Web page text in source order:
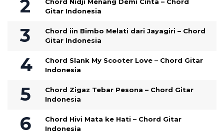
Gitar Indonesia
Chord iin Bimbo Melati dari Jayagiri – Chord
Gitar Indonesia
Chord Slank My Scooter Love – Chord Gitar
Indonesia
Chord Zigaz Tebar Pesona – Chord Gitar
Indonesia
Chord Hivi Mata ke Hati – Chord Gitar
Indonesia